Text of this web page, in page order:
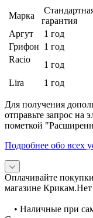
Марка
гарантия
Аргут
1 год
Грифон 1 год
Racio
1 год
Lira
1 год
Для получения
отправьте запрос на
пометкой
Подробнее обо всех
Оплачивайте
магазине
• Наличные при